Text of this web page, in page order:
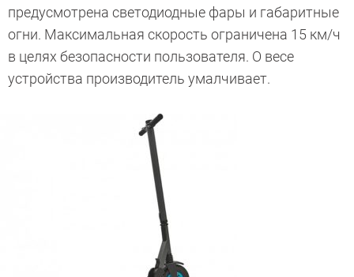
предусмотрена светодиодные фары и габаритные
огни. Максимальная скорость ограничена 15 км/ч
в целях безопасности пользователя. О весе
устройства производитель умалчивает.